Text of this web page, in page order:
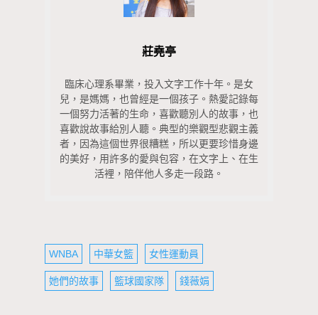
莊堯亭
臨床心理系畢業，投入文字工作十年。是女
兒，是媽媽，也曾經是一個孩子。熱愛記錄每
一個努力活著的生命，喜歡聽別人的故事，也
喜歡說故事給別人聽。典型的樂觀型悲觀主義
者，因為這個世界很糟糕，所以更要珍惜身邊
的美好，用許多的愛與包容，在文字上、在生
活裡，陪伴他人多走一段路。
WNBA 中華女籃 女性運動員
她們的故事 籃球國家隊 錢薇娟